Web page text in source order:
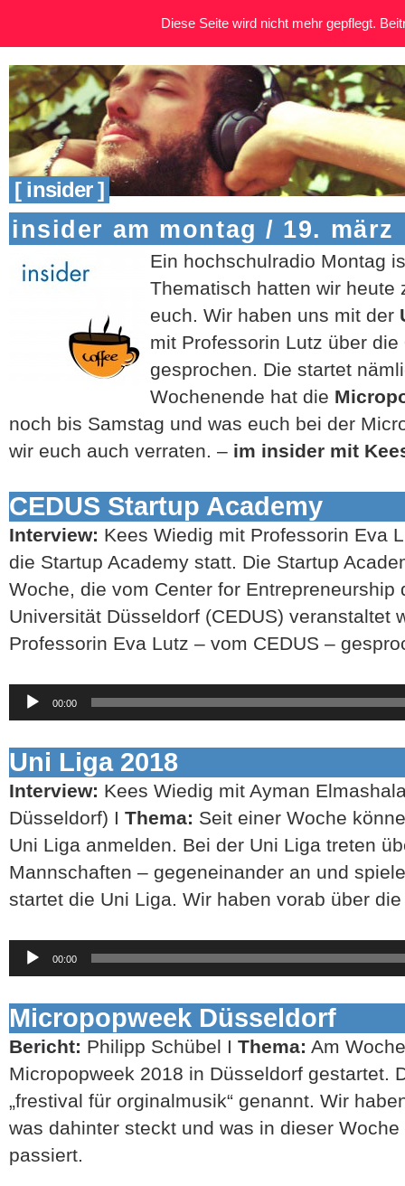
[ insider ]
insider am montag / 19. märz
Ein hochschulradio Montag
Thematisch hatten wir heute
euch. Wir haben uns mit der
mit Professorin Lutz über die
gesprochen. Die startet
Wochenende hat die
noch bis Samstag und was euch bei der
wir euch auch verraten. – im insider mit
CEDUS Startup Academy
Interview: Kees Wiedig mit Professorin Eva
die Startup Academy statt. Die Startup
Woche, die vom Center for Entrepreneurship
Universität Düsseldorf (CEDUS) veranstaltet
Professorin Eva Lutz – vom CEDUS –
Audio-
Player
00:00
Uni Liga 2018
Interview: Kees Wiedig mit Ayman
Düsseldorf) I Thema: Seit einer Woche
Uni Liga anmelden. Bei der Uni Liga treten
Mannschaften – gegeneinander an und
startet die Uni Liga. Wir haben vorab über
Audio-
Player
00:00
Micropopweek Düsseldorf
Bericht: Philipp Schübel I Thema: Am
Micropopweek 2018 in Düsseldorf gestartet.
„frestival für orginalmusik“ genannt. Wir
was dahinter steckt und was in dieser
passiert.
Diese Seite wird nicht mehr gepflegt.